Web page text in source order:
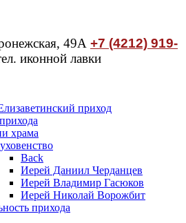
49А +7 (4212) 919-
иконной лавки
приход
храма
Back
Иерей Даниил Черданцев
Иерей Владимир Гасюков
Иерей Николай Ворожбит
прихода